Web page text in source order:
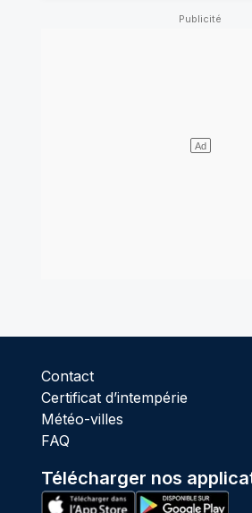
Contact
Certificat d’intempérie
Météo-villes
FAQ
Télécharger nos